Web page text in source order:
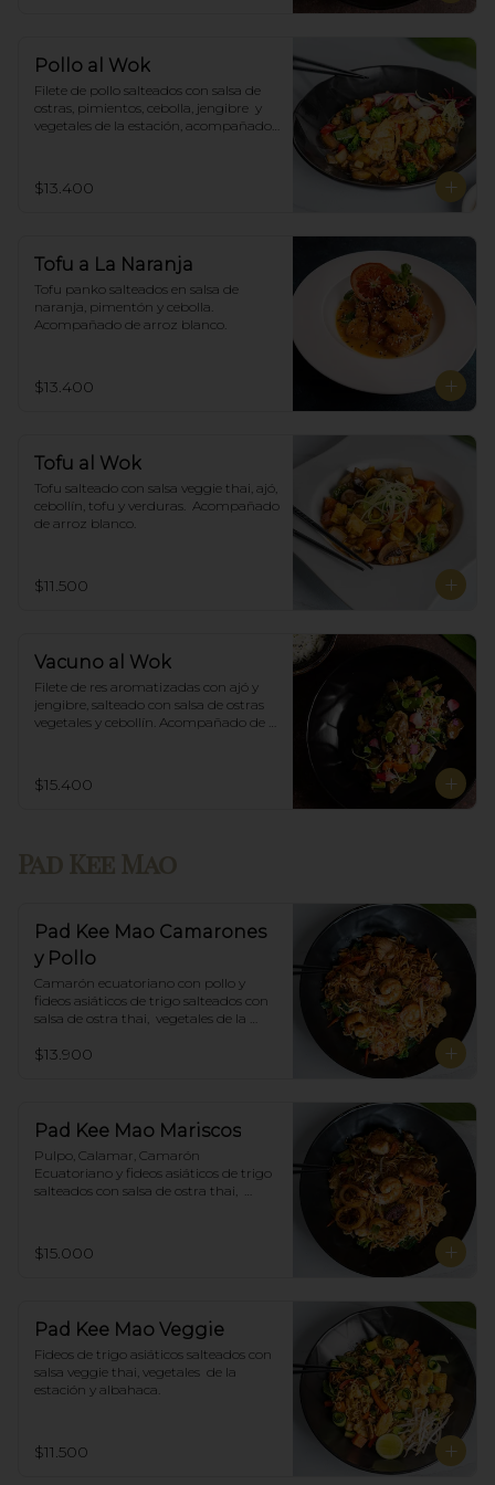
Pollo al Wok
Filete de pollo salteados con salsa de
ostras, pimientos, cebolla, jengibre  y
vegetales de la estación, acompañado
$13.400
Tofu a La Naranja
Tofu panko salteados en salsa de
naranja, pimentón y cebolla.
Acompañado de arroz blanco.
$13.400
Tofu al Wok
Tofu salteado con salsa veggie thai, ajó,
cebollín, tofu y verduras.  Acompañado
de arroz blanco.
$11.500
Vacuno al Wok
Filete de res aromatizadas con ajó y
jengibre, salteado con salsa de ostras
vegetales y cebollín. Acompañado de
$15.400
Pad Kee Mao Camarones
y Pollo
Camarón ecuatoriano con pollo y
fideos asiáticos de trigo salteados con
salsa de ostra thai,  vegetales de la
$13.900
Pad Kee Mao Mariscos
Pulpo, Calamar, Camarón
Ecuatoriano y fideos asiáticos de trigo
salteados con salsa de ostra thai,
$15.000
Pad Kee Mao Veggie
Fideos de trigo asiáticos salteados con
salsa veggie thai, vegetales  de la
estación y albahaca.
$11.500